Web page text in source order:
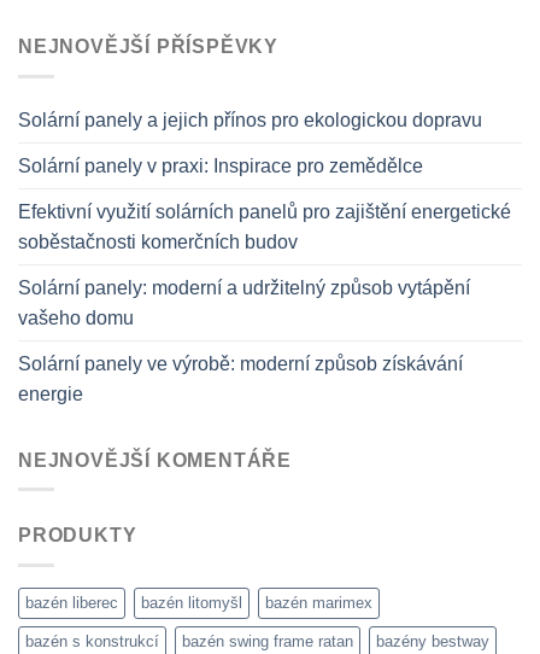
NEJNOVĚJŠÍ PŘÍSPĚVKY
Solární panely a jejich přínos pro ekologickou dopravu
Solární panely v praxi: Inspirace pro zemědělce
Efektivní využití solárních panelů pro zajištění energetické
soběstačnosti komerčních budov
Solární panely: moderní a udržitelný způsob vytápění
vašeho domu
Solární panely ve výrobě: moderní způsob získávání
energie
NEJNOVĚJŠÍ KOMENTÁŘE
PRODUKTY
bazén liberec bazén litomyšl bazén marimex
bazén s konstrukcí bazén swing frame ratan bazény bestway